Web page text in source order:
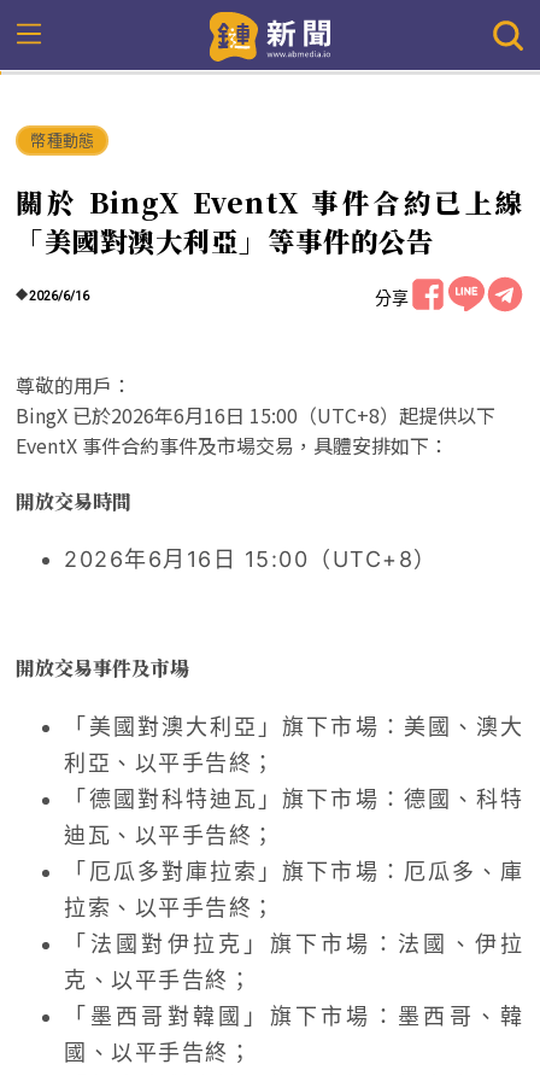
幣種動態
關於 BingX EventX 事件合約已上線
「美國對澳大利亞」等事件的公告
2026/6/16 分享
尊敬的用戶：
BingX 已於2026年6月16日 15:00（UTC+8）起提供以下
EventX 事件合約事件及市場交易，具體安排如下：
開放交易時間
2026年6月16日 15:00（UTC+8）
開放交易事件及市場
「美國對澳大利亞」旗下市場：美國、澳大
利亞、以平手告終；
「德國對科特迪瓦」旗下市場：德國、科特
迪瓦、以平手告終；
「厄瓜多對庫拉索」旗下市場：厄瓜多、庫
拉索、以平手告終；
「法國對伊拉克」旗下市場：法國、伊拉
克、以平手告終；
「墨西哥對韓國」旗下市場：墨西哥、韓
國、以平手告終；